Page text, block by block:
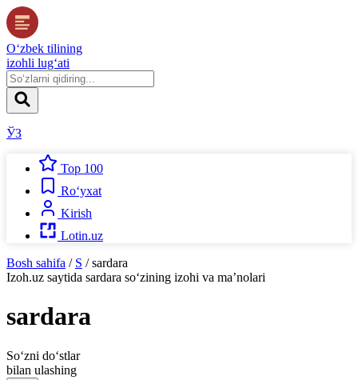
O‘zbek tilining
izohli lug‘ati
ЎЗ
Top 100
Ro‘yxat
Kirish
Lotin.uz
Bosh sahifa / S / sardara
Izoh.uz saytida sardara so‘zining izohi va ma’nolari
sardara
So‘zni do‘stlar
bilan ulashing